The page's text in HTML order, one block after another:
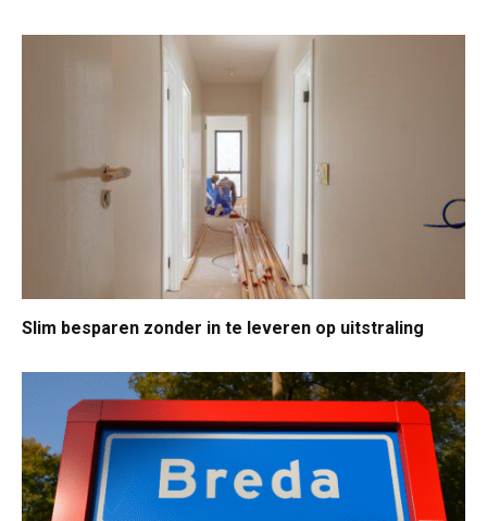
Slim besparen zonder in te leveren op uitstraling